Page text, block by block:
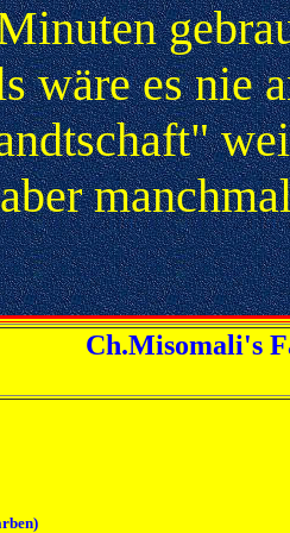
wäre es nie
Ch.Misomali's